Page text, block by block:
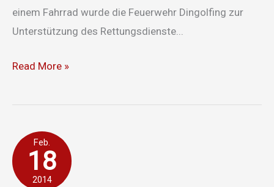
einem Fahrrad wurde die Feuerwehr Dingolfing zur
Unterstützung des Rettungsdienste...
Read More »
Feb.
18
2014
PKW-
Öffnung